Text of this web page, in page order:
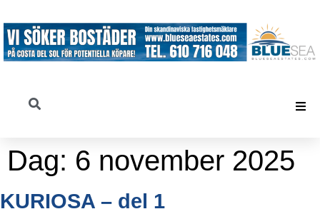
Dag: 6 november 2025
KURIOSA – del 1